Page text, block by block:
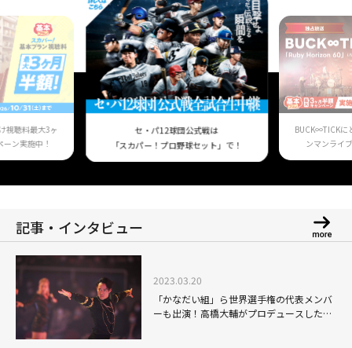
視聴料最大3ヶ
ン実施中！
セ・パ12球団公式戦は
「スカパー！プロ野球セット」で！
BUCK∞TICKに
ンマンライ
記事・インタビュー
2023.03.20
「かなだい組」ら世界選手権の代表メンバ
ーも出演！高橋大輔がプロデュースした唯